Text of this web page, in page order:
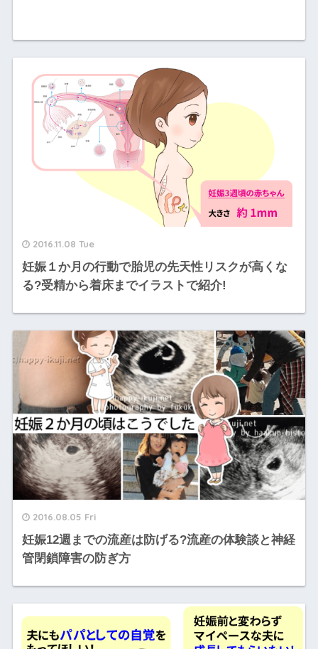
2016.11.08 Tue
妊娠１か月の行動で胎児の先天性リスクが高くな
る?受精から着床までイラストで紹介!
2016.08.05 Fri
妊娠12週までの流産は防げる?流産の体験談と神経
管閉鎖障害の防ぎ方